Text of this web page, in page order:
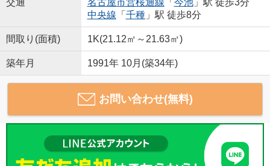
交通
名古屋市営桜通線 「 今池」駅 徒歩3分
中央線 「 千種」駅 徒歩8分
間取り(面積) 1K(21.12㎡～21.63㎡)
築年月 1991年 10月(築34年)
お問い合わせ(無料)